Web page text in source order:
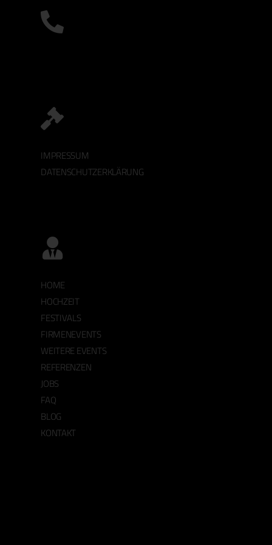
IMPRESSUM
DATENSCHUTZERKLÄRUNG
HOME
HOCHZEIT
FESTIVALS
FIRMENEVENTS
WEITERE EVENTS
REFERENZEN
JOBS
FAQ
BLOG
KONTAKT